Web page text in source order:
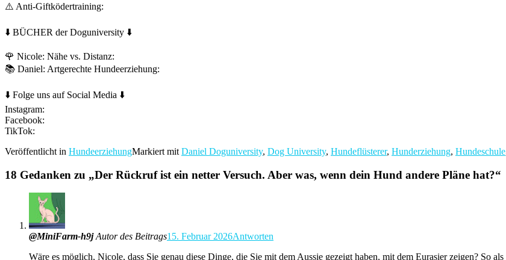
⚠️ Anti-Giftködertraining:
⬇️ BÜCHER der Doguniversity ⬇️
🌹 Nicole: Nähe vs. Distanz:
📚 Daniel: Artgerechte Hundeerziehung:
⬇️ Folge uns auf Social Media ⬇️
Instagram:
Facebook:
TikTok:
Veröffentlicht in HundeerziehungMarkiert mit Daniel Doguniversity, Dog University, Hundeflüsterer, Hunderziehung, Hundeschule
18 Gedanken zu „Der Rückruf ist ein netter Versuch. Aber was, wenn dein Hund andere Pläne hat?“
@MiniFarm-h9j Autor des Beitrags15. Februar 2026Antworten
Wäre es möglich, Nicole, dass Sie genau diese Dinge, die Sie mit dem Aussie gezeigt haben, mit dem Eurasier zeigen? So